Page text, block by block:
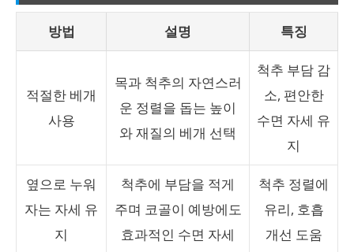
방법 설명 특징
적절한 베개
사용
목과 척추의 자연스러
운 정렬을 돕는 높이
와 재질의 베개 선택
척추 부담 감
소, 편안한
수면 자세 유
지
옆으로 누워
자는 자세 유
지
척추에 부담을 적게
주며 코골이 예방에도
효과적인 수면 자세
척추 정렬에
유리, 호흡
개선 도움